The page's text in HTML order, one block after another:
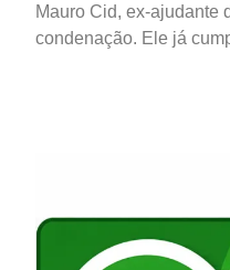
Mauro Cid, ex-ajudante
condenação. Ele já